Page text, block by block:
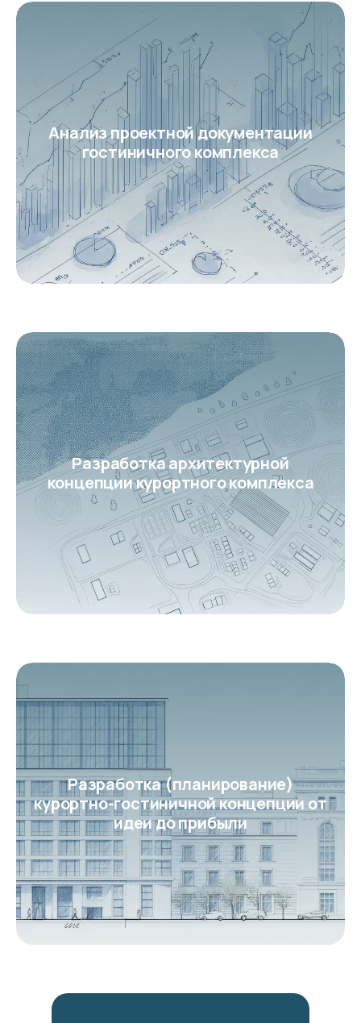
Анализ проектной документации
гостиничного комплекса
Разработка архитектурной
концепции курортного комплекса
Разработка (планирование)
курортно-гостиничной концепции от
идеи до прибыли